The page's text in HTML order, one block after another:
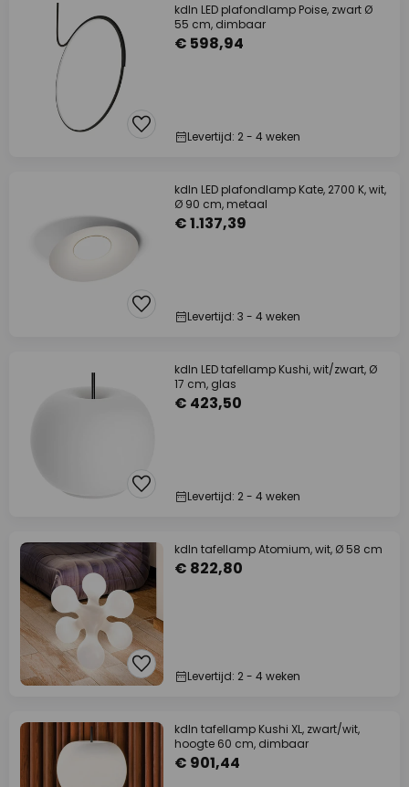
kdln LED plafondlamp Poise, zwart Ø
55 cm, dimbaar
€ 598,94
Levertijd: 2 - 4 weken
kdln LED plafondlamp Kate, 2700 K, wit,
Ø 90 cm, metaal
€ 1.137,39
Levertijd: 3 - 4 weken
kdln LED tafellamp Kushi, wit/zwart, Ø
17 cm, glas
€ 423,50
Levertijd: 2 - 4 weken
kdln tafellamp Atomium, wit, Ø 58 cm
€ 822,80
Levertijd: 2 - 4 weken
kdln tafellamp Kushi XL, zwart/wit,
hoogte 60 cm, dimbaar
€ 901,44